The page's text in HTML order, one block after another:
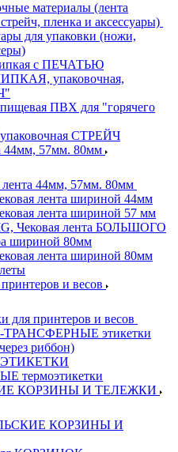
материалы (лента
пленка и аксессуары)
для упаковки (ножи,
с ПЕЧАТЬЮ
упаковочная,
ПВХ для "горячего
СТРЕЙЧ
44мм, 57мм. 80мм
лента 44мм, 57мм. 80мм
лента шириной 44мм
лента шириной 57 мм
Чековая лента БОЛЬШОГО
шириной 80мм
лента шириной 80мм
и весов
для принтеров и весов
этикетки
риббон)
термоэтикетки
КОРЗИНЫ И ТЕЛЕЖКИ
КОРЗИНЫ И